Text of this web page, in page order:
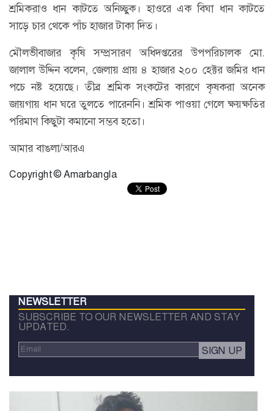
শ্রমিকরাও ধান কাটতে অনিচ্ছুক। হাওরে এক বিঘা ধান কাটতে
সাড়ে চার থেকে পাঁচ হাজার টাকা দিত।
মৌলভীবাজার কৃষি সম্প্রসারণ অধিদপ্তরের উপপরিচালক মো.
জালাল উদ্দিন বলেন, জেলায় প্রায় ৪ হাজার ২০০ হেক্টর জমির ধান
পচে নষ্ট হয়েছে। তীব্র শ্রমিক সংকটের কারণে কৃষকরা অনেক
জায়গায় ধান ঘরে তুলতে পারেননি। শ্রমিক পাওয়া গেলে ক্ষয়ক্ষতির
পরিমাণ কিছুটা কমানো সম্ভব হতো।
আমার বাঙলা/আরএ
Copyright © Amarbangla
NEWSLETTER
SUBSCRIBE TO OUR NEWSLETTER AND STAY
UPDATED.